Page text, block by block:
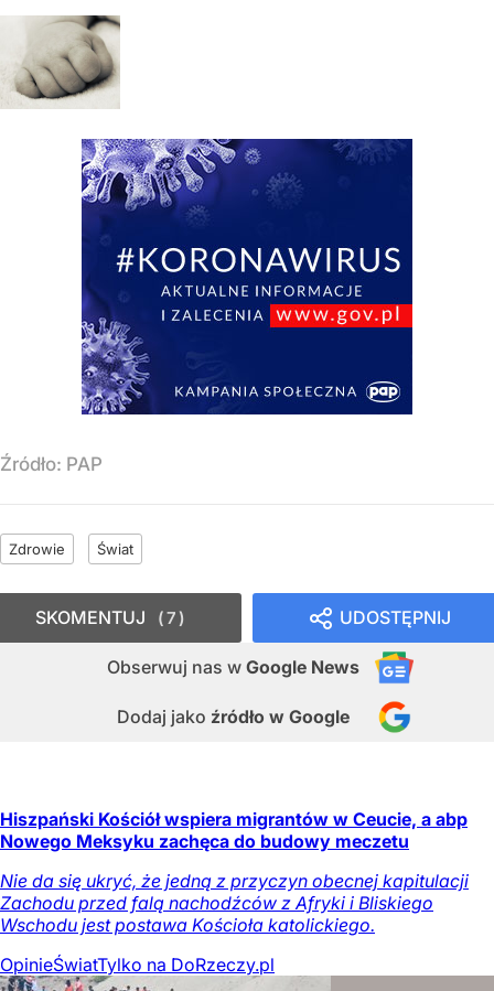
Źródło: PAP
Zdrowie Świat
UDOSTĘPNIJ
Obserwuj nas w Google News
Dodaj jako źródło w Google
SKOMENTUJ 7
Hiszpański Kościół wspiera migrantów w Ceucie, a abp
Nowego Meksyku zachęca do budowy meczetu
Nie da się ukryć, że jedną z przyczyn obecnej kapitulacji
Zachodu przed falą nachodźców z Afryki i Bliskiego
Wschodu jest postawa Kościoła katolickiego.
OpinieŚwiatTylko na DoRzeczy.pl